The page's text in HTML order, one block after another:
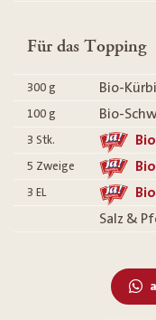
Für das Topping
300 g Bio-
100 g Bio-
3 Stk.
5 Zweige
3 EL
Salz &